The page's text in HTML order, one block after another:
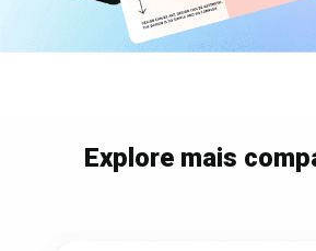
Explore mais